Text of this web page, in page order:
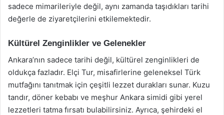
sadece mimarileriyle değil, aynı zamanda taşıdıkları tarihi
değerle de ziyaretçilerini etkilemektedir.
Kültürel Zenginlikler ve Gelenekler
Ankara’nın sadece tarihi değil, kültürel zenginlikleri de
oldukça fazladır. Elçi Tur, misafirlerine geleneksel Türk
mutfağını tanıtmak için çeşitli lezzet durakları sunar. Kuzu
tandır, döner kebabı ve meşhur Ankara simidi gibi yerel
lezzetleri tatma fırsatı bulabilirsiniz. Ayrıca, şehirdeki el